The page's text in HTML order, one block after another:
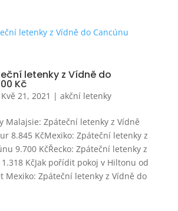
letenky z Vídně do
Kč
Kvě 21, 2021 | akční letenky
Malajsie: Zpáteční letenky z Vídně
8.845 KčMexiko: Zpáteční letenky z
9.700 KčŘecko: Zpáteční letenky z
KčJak pořídit pokoj v Hiltonu od
Mexiko: Zpáteční letenky z Vídně do